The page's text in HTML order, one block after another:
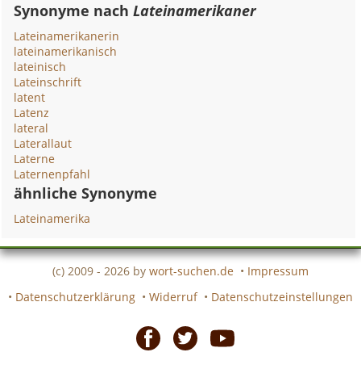
Synonyme nachLateinamerikaner
Lateinamerikanerin
lateinamerikanisch
lateinisch
Lateinschrift
latent
Latenz
lateral
Laterallaut
Laterne
Laternenpfahl
ähnliche Synonyme
Lateinamerika
(c) 2009 - 2026 by wort-suchen.de • Impressum
• Datenschutzerklärung • Widerruf • Datenschutzeinstellungen